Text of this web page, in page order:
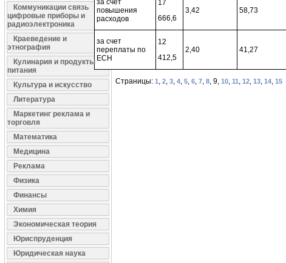
Коммуникации связь
цифровые приборы и
радиоэлектроника
Краеведение и
этнография
Кулинария и продукты
питания
Культура и искусство
Литература
Маркетинг реклама и
торговля
Математика
Медицина
Реклама
Физика
Финансы
Химия
Экономическая теория
Юриспруденция
Юридическая наука
за счет
повышения
расходов
17
666,6
3,42 58,73
за счет
переплаты по
ЕСН
12
412,5
2,40 41,27
Страницы: 1, 2, 3, 4, 5, 6, 7, 8, 9, 10, 11, 12, 13, 14, 15